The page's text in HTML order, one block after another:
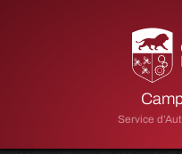
Service